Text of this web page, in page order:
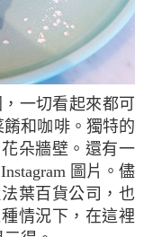
餚和咖啡。獨特的
朵牆壁。還有一
圖片。儘
葉百貨公司，也
情況下，在這裡